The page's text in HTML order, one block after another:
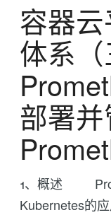
容器
体系
部署
1、概述
Kubernetes的